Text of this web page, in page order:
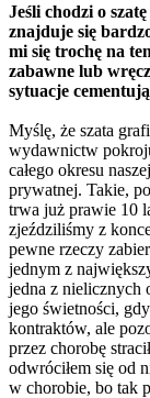
Jeśli chodzi o
znajduje się
mi się trochę na
zabawne lub
sytuacje
Myślę, że szata
wydawnictw
całego okresu
prywatnej. Takie,
trwa już prawie 10
zjeździliśmy z
pewne rzeczy
jednym z
jedna z nielicznych
jego świetności,
kontraktów, ale
przez chorobę
odwróciłem się od
w chorobie, bo tak